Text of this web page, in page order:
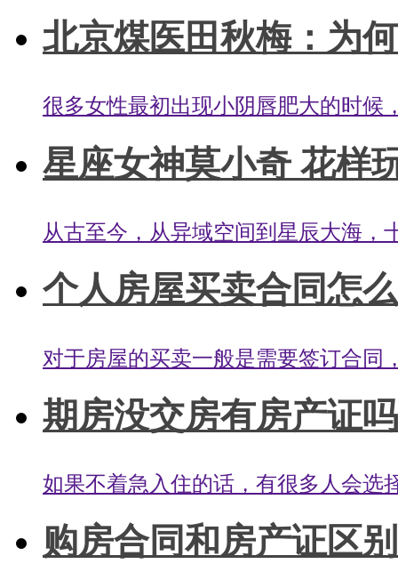
北京煤医田秋梅：为
很多女性最初出现小阴唇肥大的时候
星座女神莫小奇 花样
从古至今，从异域空间到星辰大海，
个人房屋买卖合同怎
对于房屋的买卖一般是需要签订合同
期房没交房有房产证
如果不着急入住的话，有很多人会选
购房合同和房产证区